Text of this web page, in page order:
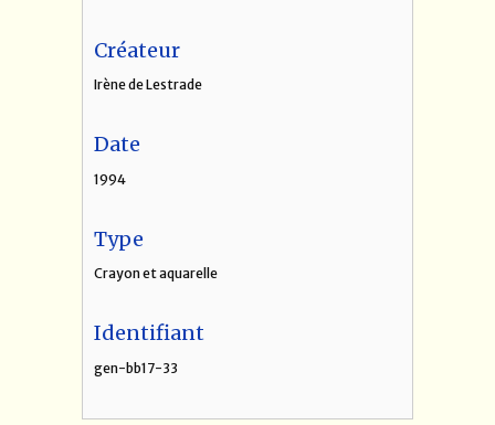
Créateur
Irène de Lestrade
Date
1994
Type
Crayon et aquarelle
Identifiant
gen-bb17-33